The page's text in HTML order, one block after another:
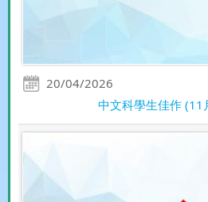
20/04/2026
中文科學生佳作 (11